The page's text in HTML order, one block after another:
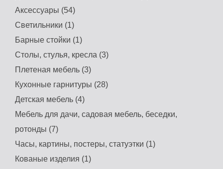
Аксессуары (54)
Светильники (1)
Барные стойки (1)
Столы, стулья, кресла (3)
Плетеная мебель (3)
Кухонные гарнитуры (28)
Детская мебель (4)
Мебель для дачи, садовая мебель, беседки,
ротонды (7)
Часы, картины, постеры, статуэтки (1)
Кованые изделия (1)